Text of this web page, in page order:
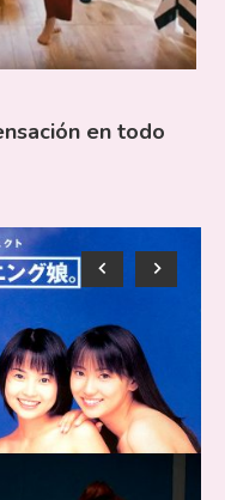
en todo